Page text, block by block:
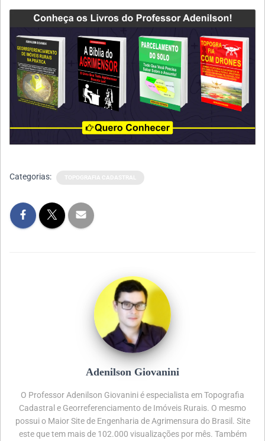
Categorias:
Adenilson Giovanini
O Professor Adenilson Giovanini é especialista em Topografia
Cadastral e Georreferenciamento de Imóveis Rurais. O mesmo
possui o Maior Site de Engenharia de Agrimensura do Brasil. Site
este que tem mais de 102.000 visualizações por mês. Também